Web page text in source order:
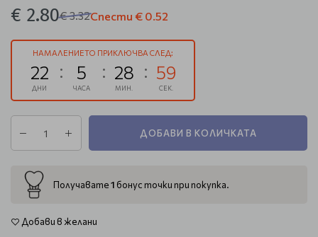
€ 2.80€ 3.32Спести € 0.52
НАМАЛЕНИЕТО ПРИКЛЮЧВА СЛЕД:
22
ДНИ
5
ЧАСА
28
МИН.
59
СЕК.
ДОБАВИ В КОЛИЧКАТА
Получавате1 бонус точки при покупка.
Добави в желани